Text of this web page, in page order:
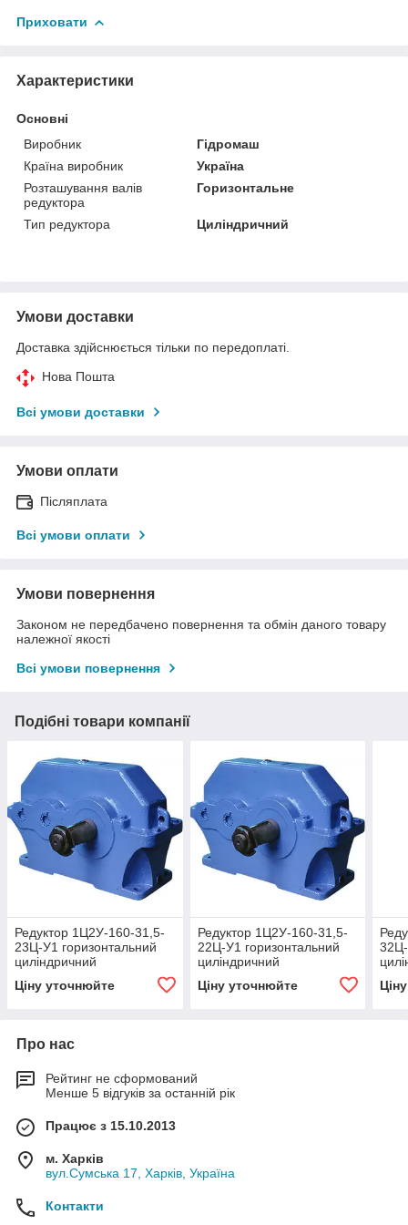
Приховати
Характеристики
Основні
Виробник
Гідромаш
Країна виробник
Україна
Розташування валів
редуктора
Горизонтальне
Тип редуктора Циліндричний
Умови доставки
Доставка здійснюється тільки по передоплаті.
Нова Пошта
Всі умови доставки
Умови оплати
Післяплата
Всі умови оплати
Умови повернення
Законом не передбачено повернення та обмін даного товару
належної якості
Всі умови повернення
Подібні товари компанії
Редуктор 1Ц2У-160-31,5-
23Ц-У1 горизонтальний
циліндричний
Ціну уточнюйте
Редуктор 1Ц2У-160-31,5-
22Ц-У1 горизонтальний
циліндричний
Ціну уточнюйте
Про нас
Рейтинг не сформований
Менше 5 відгуків за останній рік
Працює з 15.10.2013
м. Харків
вул.Сумська 17, Харків, Україна
Контакти